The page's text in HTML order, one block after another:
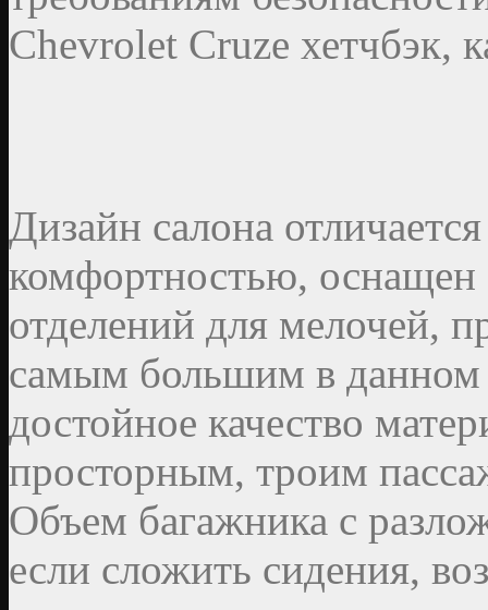
Chevrolet Cruze хетчбэк,
Дизайн салона
комфортностью,
отделений для мелочей,
самым большим в данном
достойное качество
просторным, троим
Объем багажника с
если сложить сидения,